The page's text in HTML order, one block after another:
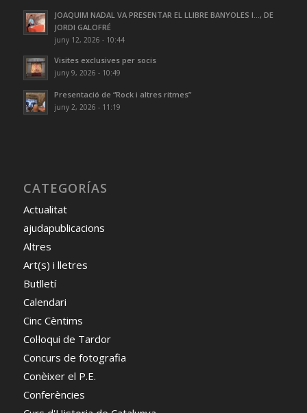
JOAQUIM NADAL VA PRESENTAR EL LLIBRE BANYOLES I…, DE
JORDI GALOFRÉ
juny 12, 2026 - 10:44
Visites exclusives per socis
juny 9, 2026 - 10:49
Presentació de “Rock i altres ritmes”
juny 2, 2026 - 11:19
CATEGORÍAS
Actualitat
ajudapublicacions
Altres
Art(s) i lletres
Butlletí
Calendari
Cinc Cèntims
Col·loqui de Tardor
Concurs de fotografia
Conèixer el P.E.
Conferències